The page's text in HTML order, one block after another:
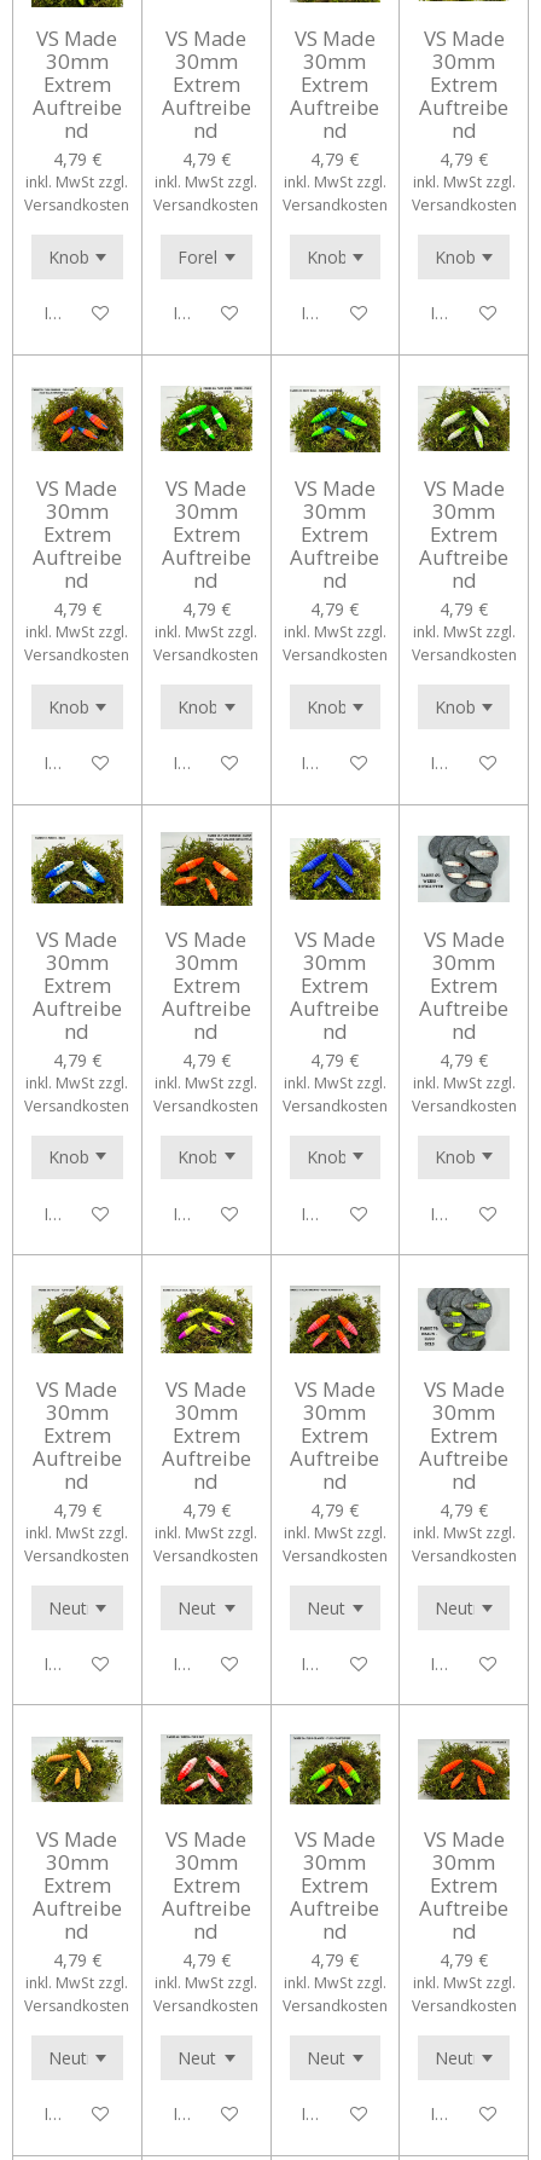
VS Made
30mm
Extrem
Auftreibe
nd
4,79 €
inkl. MwSt zzgl.
Versandkosten
In den Warenkorb
VS Made
30mm
Extrem
Auftreibe
nd
4,79 €
inkl. MwSt zzgl.
Versandkosten
In den Warenkorb
VS Made
30mm
Extrem
Auftreibe
nd
4,79 €
inkl. MwSt zzgl.
Versandkosten
In den Warenkorb
VS Made
30mm
Extrem
Auftreibe
nd
4,79 €
inkl. MwSt zzgl.
Versandkosten
In den
VS Made
30mm
Extrem
Auftreibe
nd
4,79 €
inkl. MwSt zzgl.
Versandkosten
In den Warenkorb
VS Made
30mm
Extrem
Auftreibe
nd
4,79 €
inkl. MwSt zzgl.
Versandkosten
In den Warenkorb
VS Made
30mm
Extrem
Auftreibe
nd
4,79 €
inkl. MwSt zzgl.
Versandkosten
In den Warenkorb
VS Made
30mm
Extrem
Auftreibe
nd
4,79 €
inkl. MwSt zzgl.
Versandkosten
In den
VS Made
30mm
Extrem
Auftreibe
nd
4,79 €
inkl. MwSt zzgl.
Versandkosten
In den Warenkorb
VS Made
30mm
Extrem
Auftreibe
nd
4,79 €
inkl. MwSt zzgl.
Versandkosten
In den Warenkorb
VS Made
30mm
Extrem
Auftreibe
nd
4,79 €
inkl. MwSt zzgl.
Versandkosten
In den Warenkorb
VS Made
30mm
Extrem
Auftreibe
nd
4,79 €
inkl. MwSt zzgl.
Versandkosten
In den
VS Made
30mm
Extrem
Auftreibe
nd
4,79 €
inkl. MwSt zzgl.
Versandkosten
In den Warenkorb
VS Made
30mm
Extrem
Auftreibe
nd
4,79 €
inkl. MwSt zzgl.
Versandkosten
In den Warenkorb
VS Made
30mm
Extrem
Auftreibe
nd
4,79 €
inkl. MwSt zzgl.
Versandkosten
In den Warenkorb
VS Made
30mm
Extrem
Auftreibe
nd
4,79 €
inkl. MwSt zzgl.
Versandkosten
In den
VS Made
30mm
Extrem
Auftreibe
nd
4,79 €
inkl. MwSt zzgl.
Versandkosten
In den Warenkorb
VS Made
30mm
Extrem
Auftreibe
nd
4,79 €
inkl. MwSt zzgl.
Versandkosten
In den Warenkorb
VS Made
30mm
Extrem
Auftreibe
nd
4,79 €
inkl. MwSt zzgl.
Versandkosten
In den Warenkorb
VS Made
30mm
Extrem
Auftreibe
nd
4,79 €
inkl. MwSt zzgl.
Versandkosten
In den